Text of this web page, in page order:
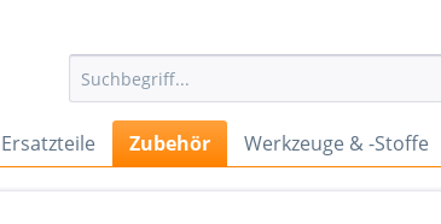
Ersatzteile Zubehör Werkzeuge & -Stoffe